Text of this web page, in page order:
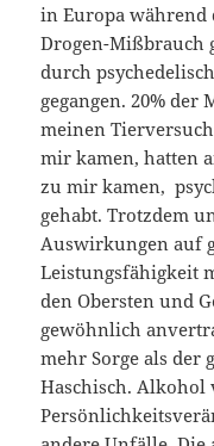
in Europa während
Drogen-Mißbrauch
durch
gegangen. 20% der
meinen
mir kamen, hatten
zu mir kamen,
gehabt. Trotzdem
Auswirkungen auf
Leistungsfähigkeit
den Obersten und
gewöhnlich
mehr Sorge als der
Haschisch. Alkohol